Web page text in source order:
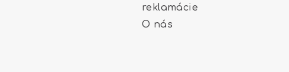
reklamácie
O nás